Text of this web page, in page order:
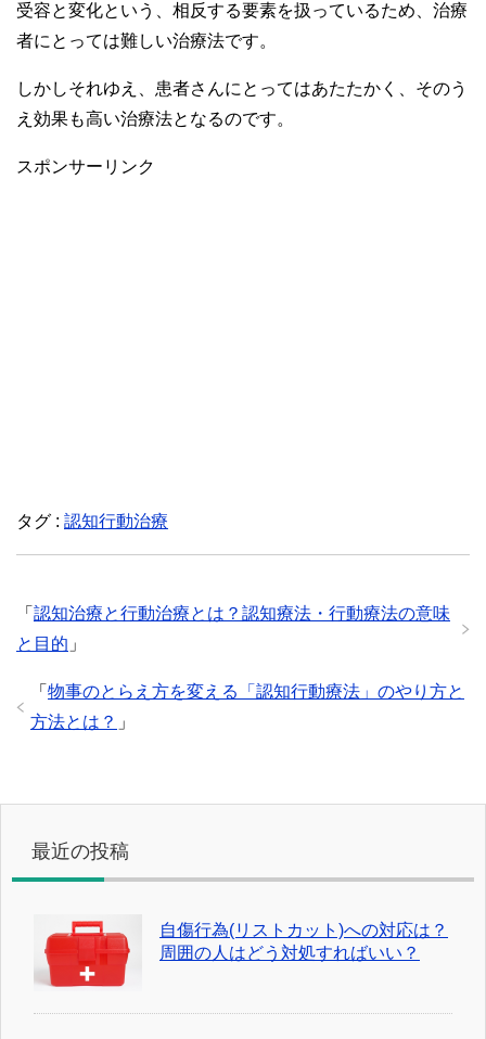
受容と変化という、相反する要素を扱っているため、治療
者にとっては難しい治療法です。
しかしそれゆえ、患者さんにとってはあたたかく、そのう
え効果も高い治療法となるのです。
スポンサーリンク
タグ : 認知行動治療
「 認知治療と行動治療とは？認知療法・行動療法の意味
と目的 」
「 物事のとらえ方を変える「認知行動療法」のやり方と
方法とは？ 」
最近の投稿
自傷行為(リストカット)への対応は？
周囲の人はどう対処すればいい？